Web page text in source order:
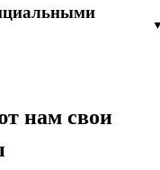
нам свои